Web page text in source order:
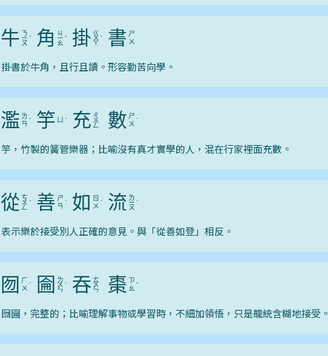
牛 ㄋ
ㄧ
ㄡ
ˊ 角 ㄐ
ㄧ
ㄠ
ˇ 掛 ㄍ
ㄨ
ㄚ
ˋ 書 ㄕ
ㄨ
掛書於牛角，且行且讀。形容勤苦向學。
濫 ㄌ
ㄢ ˋ 竽 ˊ 充 ㄔ
ㄨ
ㄥ 數 ㄕ
ㄨ ˋ
竽，竹製的簧管樂器；比喻沒有真才實學的人，混在行家裡面充數。
從 ㄘ
ㄨ
ㄥ
ˊ 善 ㄕ
ㄢ ˋ 如 ㄖ
ㄨ ˊ 流 ㄌ
ㄧ
ㄡ
ˊ
表示樂於接受別人正確的意見。與「從善如登」相反。
囫
ㄏ
ㄨ ˊ 圇 ㄌ
ㄨ
ㄣ
ˊ 吞 ㄊ
ㄨ
ㄣ 棗 ㄗ
ㄠ ˇ
囫圇，完整的；比喻理解事物或學習時，不細加領悟，只是籠統含糊地接受。